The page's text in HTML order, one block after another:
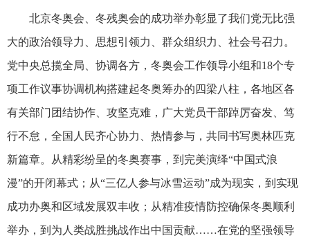
北京冬奥会、冬残奥会的成功举办彰显了我们党无比强
大的政治领导力、思想引领力、群众组织力、社会号召力。
党中央总揽全局、协调各方，冬奥会工作领导小组和18个专
项工作议事协调机构搭建起冬奥筹办的四梁八柱，各地区各
有关部门团结协作、攻坚克难，广大党员干部踔厉奋发、笃
行不怠，全国人民齐心协力、热情参与，共同书写奥林匹克
新篇章。从精彩纷呈的冬奥赛事，到完美演绎“中国式浪
漫”的开闭幕式；从“三亿人参与冰雪运动”成为现实，到实现
成功办奥和区域发展双丰收；从精准疫情防控确保冬奥顺利
举办，到为人类战胜挑战作出中国贡献……在党的坚强领导